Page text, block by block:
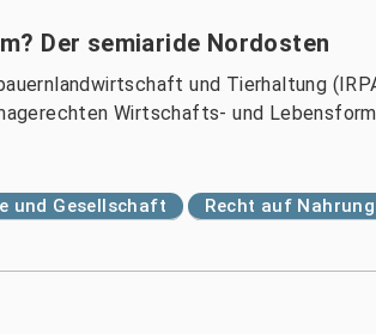
Der semiaride Nordosten
und Tierhaltung
Wirtschafts- und
und Gesellschaft Recht auf Nahrung